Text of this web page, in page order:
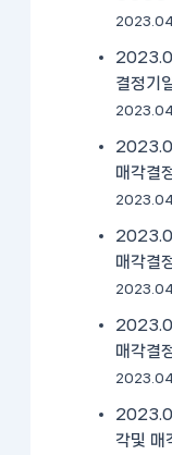
결정기
매각결
매각결
매각결
각및 매